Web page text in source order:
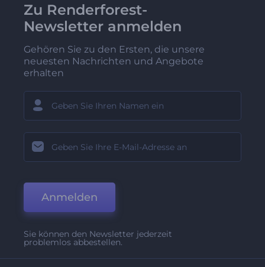
Zu Renderforest-
Newsletter anmelden
Gehören Sie zu den Ersten, die unsere
neuesten Nachrichten und Angebote
erhalten
Anmelden
Sie können den Newsletter jederzeit
problemlos abbestellen.